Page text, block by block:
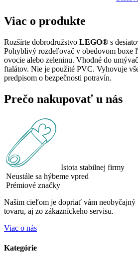
Viac o produkte
Rozšírte dobrodružstvo LEGO® s
Pohyblivý rozdeľovač v obedovom boxe
ovocie alebo zeleninu. Vhodné do
ftalátov. Nie je použité PVC. Vyhovuje
predpisom o bezpečnosti potravín.
Prečo nakupovať u nás
Istota stabilnej firmy
Neustále sa hýbeme vpred
Prémiové značky
Našim cieľom je dopriať vám neobyčajný
tovaru, aj zo zákazníckeho servisu.
Viac o nás
Kategórie